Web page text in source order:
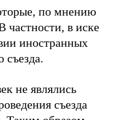
по мнению
в иске
иностранных
съезда.
не являлись
съезда